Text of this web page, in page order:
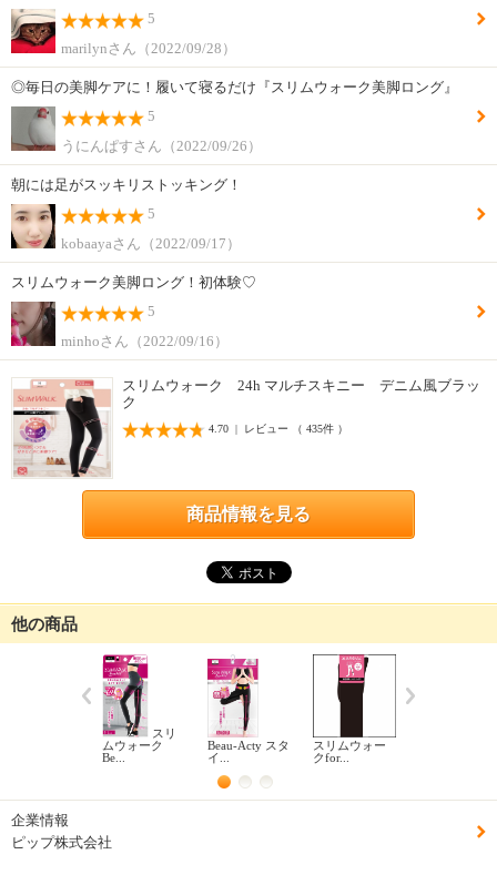
5
marilynさん（2022/09/28）
◎毎日の美脚ケアに！履いて寝るだけ『スリムウォーク美脚ロング』
5
うにんぱすさん（2022/09/26）
朝には足がスッキリストッキング！
5
kobaayaさん（2022/09/17）
スリムウォーク美脚ロング！初体験♡
5
minhoさん（2022/09/16）
スリムウォーク 24h マルチスキニー デニム風ブラッ
ク
4.70 | レビュー （ 435件 ）
商品情報を見る
他の商品
スリ
ムウォーク
Be...
Beau-Acty スタ
イ...
スリムウォー
クfor...
企業情報
ピップ株式会社